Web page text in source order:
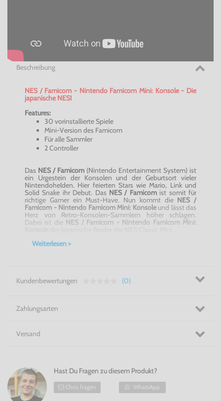
Beschreibung
NES / Famicom - Nintendo Famicom Mini: Konsole - Die
japanische NES!
Features:
30 vorinstallierte Spiele
Mini-Version des Famicom
Für alle Sammler
2 Controller
Das NES / Famicom (Nintendo Entertainment System) ist
ein Urgestein der Konsolen und der Geburtsort vieler
Nintendohelden. Hier feierten Stars wie Mario, Link und
Solid Snake ihr Debut. Das NES / Famicomist somit für
richtige Gamerein Must-Have. Nun kommt die NES /
Famicom - Nintendo FamicomMini: Konsole und lässt das
Herz von Retro-Konsolen-Sammlern höher schlagen.
Dabei ist die NES / Famicom - Nintendo FamicomMini:
Liste der 30vorinstallierten
DonkeyKong
daiundouka
Climber
Kirby
Adventure
Mario Bros.
Mario Open Golf
Weiterlesen >
Kundenbewertungen (0)
Zahlungsarten
Versand
Hast Du Fragen zu diesem Produkt?
Chris fragen WhatsApp